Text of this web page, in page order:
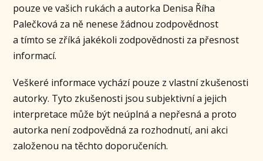
pouze ve vašich rukách a autorka Denisa Říha
Palečková za ně nenese žádnou zodpovědnost
a tímto se zříká jakékoli zodpovědnosti za přesnost
informací.
Veškeré informace vychází pouze z vlastní zkušenosti
autorky. Tyto zkušenosti jsou subjektivní a jejich
interpretace může být neúplná a nepřesná a proto
autorka není zodpovědná za rozhodnutí, ani akci
založenou na těchto doporučeních.